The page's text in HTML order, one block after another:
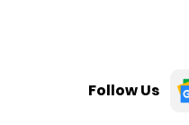
Follow Us